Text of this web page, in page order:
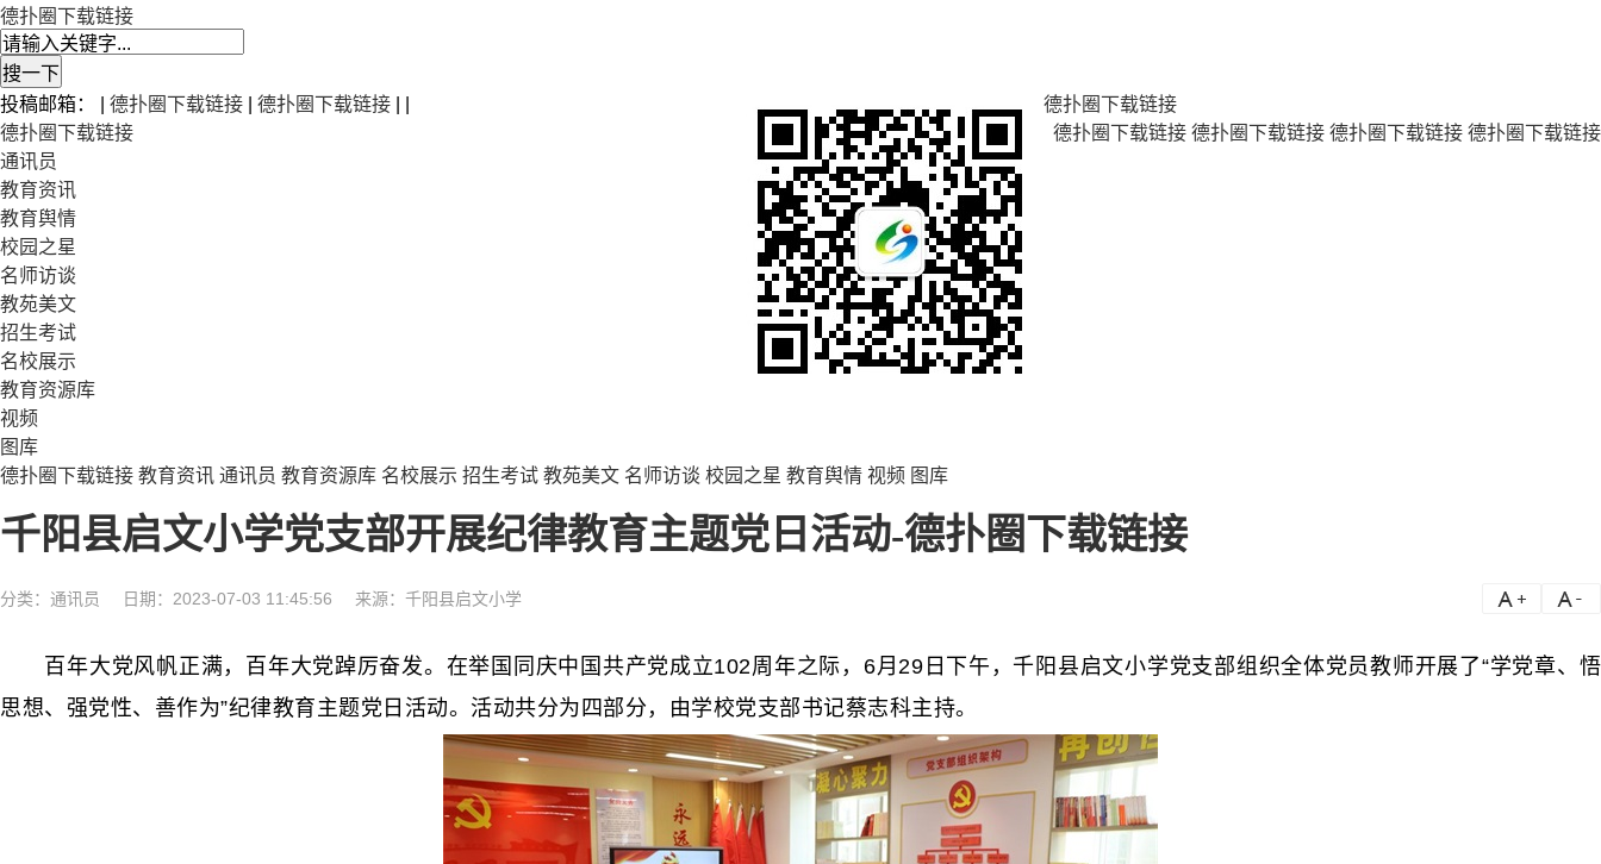
德扑圈下载链接
德扑圈下载链接
德扑圈下载链接 德扑圈下载链接 德扑圈下载链接 德扑圈下载链接
投稿邮箱： | 德扑圈下载链接 德扑圈下载链接
德扑圈下载链接
通讯员
教育资讯
教育舆情
校园之星
名师访谈
教苑美文
招生考试
名校展示
教育资源库
视频
图库
德扑圈下载链接 教育资讯 通讯员 教育资源库 名校展示 招生考试 教苑美文 名师访谈 校园之星 教育舆情 视频 图库
千阳县启文小学党支部开展纪律教育主题党日活动-德扑圈下载链接
分类： 通讯员 日期：2023-07-03 11:45:56 来源：千阳县启文小学
百年大党风帆正满，百年大党踔厉奋发。在举国同庆中国共产党成立102周年之际，6月29日下午，千阳县启文小学党支部组织全体党员教师开展了“学党章、悟
思想、强党性、善作为”纪律教育主题党日活动。活动共分为四部分，由学校党支部书记蔡志科主持。